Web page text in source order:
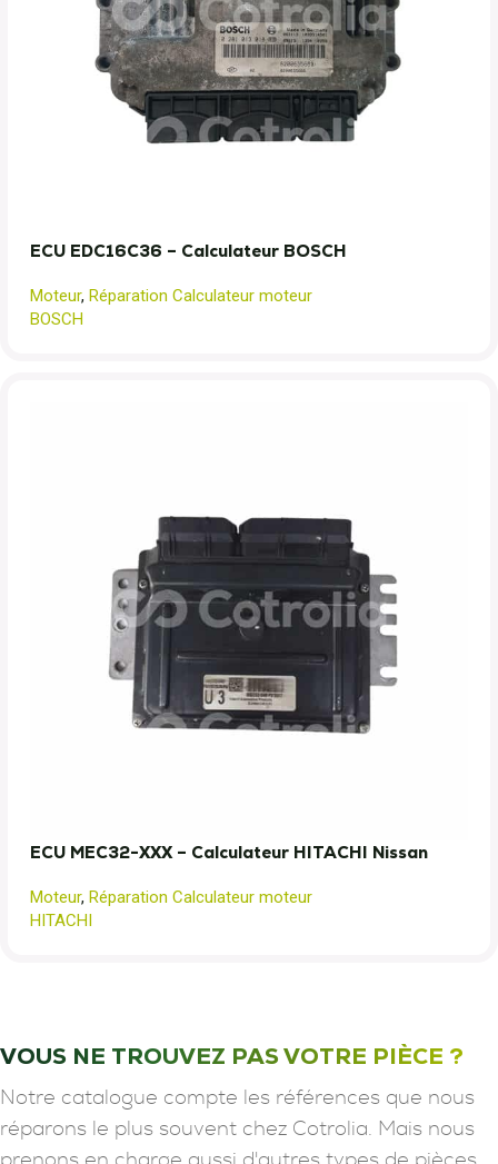
ECU EDC16C36 – Calculateur BOSCH
Moteur, Réparation Calculateur moteur
BOSCH
ECU MEC32-XXX – Calculateur HITACHI Nissan
Moteur, Réparation Calculateur moteur
HITACHI
VOUS NE TROUVEZ PAS VOTRE PIÈCE ?
Notre catalogue compte les références que nous
réparons le plus souvent chez Cotrolia. Mais nous